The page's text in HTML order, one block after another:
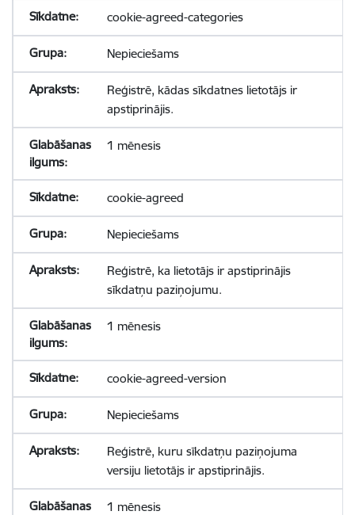
cookie-agreed-categories
Nepieciešams
Reģistrē, kādas sīkdatnes lietotājs ir
apstiprinājis.
1 mēnesis
cookie-agreed
Nepieciešams
Reģistrē, ka lietotājs ir apstiprinājis
sīkdatņu paziņojumu.
1 mēnesis
cookie-agreed-version
Nepieciešams
Reģistrē, kuru sīkdatņu paziņojuma
versiju lietotājs ir apstiprinājis.
1 mēnesis